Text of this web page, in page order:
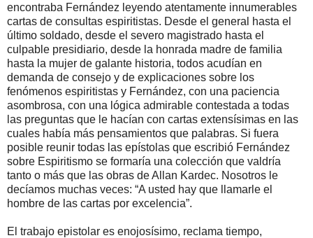
encontraba Fernández leyendo atentamente innumerables
cartas de consultas espiritistas. Desde el general hasta el
último soldado, desde el severo magistrado hasta el
culpable presidiario, desde la honrada madre de familia
hasta la mujer de galante historia, todos acudían en
demanda de consejo y de explicaciones sobre los
fenómenos espiritistas y Fernández, con una paciencia
asombrosa, con una lógica admirable contestada a todas
las preguntas que le hacían con cartas extensísimas en las
cuales había más pensamientos que palabras. Si fuera
posible reunir todas las epístolas que escribió Fernández
sobre Espiritismo se formaría una colección que valdría
tanto o más que las obras de Allan Kardec. Nosotros le
decíamos muchas veces: “A usted hay que llamarle el
hombre de las cartas por excelencia”.
El trabajo epistolar es enojosísimo, reclama tiempo,